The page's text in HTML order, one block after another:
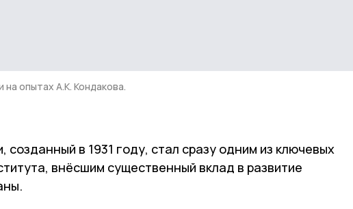
опытах А.К. Кондакова.
созданный в 1931 году, стал сразу одним из ключевых
внёсшим существенный вклад в развитие